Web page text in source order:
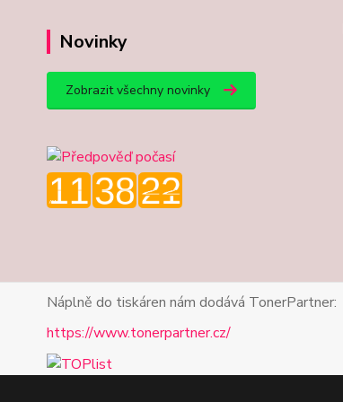
Novinky
Zobrazit všechny novinky
Náplně do tiskáren nám dodává TonerPartner:
https://www.tonerpartner.cz/